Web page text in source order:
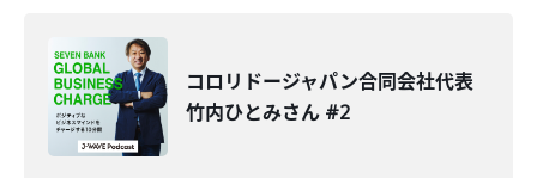
コロリドージャパン合同会社代表
竹内ひとみさん #2